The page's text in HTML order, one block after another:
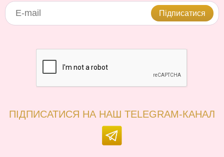
Підписатися
ПІДПИСАТИСЯ НА НАШ TELEGRAM-КАНАЛ